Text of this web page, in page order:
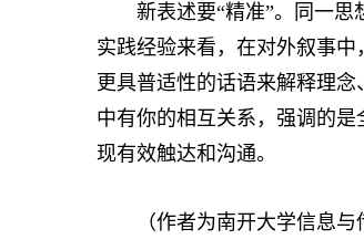
新表述要“精准”。同一思
实践经验来看，在对外叙事
更具普适性的话语来解释理
中有你的相互关系，强调的
现有效触达和沟通。
（作者为南开大学信息与